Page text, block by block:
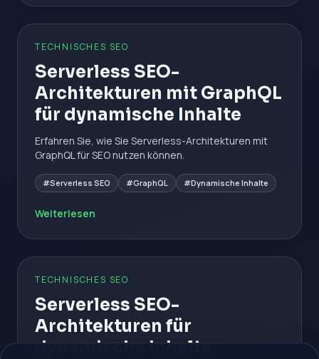
TECHNISCHES SEO
Serverless SEO-
Architekturen mit GraphQL
für dynamische Inhalte
Erfahren Sie, wie Sie Serverless-Architekturen mit
GraphQL für SEO nutzen können.
#Serverless SEO #GraphQL #Dynamische Inhalte
Weiterlesen
TECHNISCHES SEO
Serverless SEO-
Architekturen für
dynamische Inhalte: